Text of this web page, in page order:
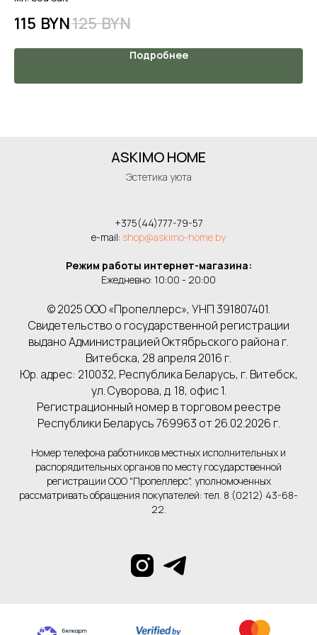
115 BYN125 BYN
Подробнее
ASKIMO HOME
Эстетика уюта
+375(44)777-79-57
e-mail: shop@askimo-home.by
Режим работы интернет-магазина:
Ежедневно: 10:00 - 20:00
© 2025 ООО «Пропеллерс», УНП 391807401.
Свидетельство о государственной регистрации
выдано Администрацией Октябрьского района г.
Витебска, 28 апреля 2016 г.
Юр. адрес: 210032, Республика Беларусь, г. Витебск,
ул. Суворова, д. 18, офис 1.
Регистрационный номер в торговом реестре
Республики Беларусь 769963 от 26.02.2026 г.
Номер телефона работников местных исполнительных и
распорядительных органов по месту государственной
регистрации ООО "Пропеллерс", уполномоченных
рассматривать обращения покупателей: тел. 8 (0212) 43-68-
22.